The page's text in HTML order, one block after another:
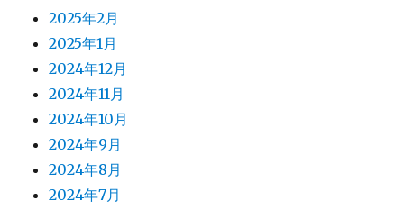
2025年2月
2025年1月
2024年12月
2024年11月
2024年10月
2024年9月
2024年8月
2024年7月